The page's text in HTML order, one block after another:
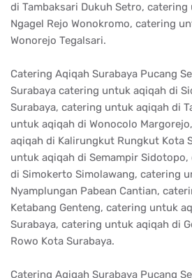
di Tambaksari Dukuh Setro,
Ngagel Rejo Wonokromo, catering
Wonorejo Tegalsari.
Catering Aqiqah Surabaya Pucang
Surabaya catering untuk aqiqah di
Surabaya, catering untuk aqiqah di
untuk aqiqah di Wonocolo
aqiqah di Kalirungkut Rungkut Kota
untuk aqiqah di Semampir
di Simokerto Simolawang, catering
Nyamplungan Pabean Cantian,
Ketabang Genteng, catering untuk
Surabaya, catering untuk aqiqah di
Rowo Kota Surabaya.
Catering Aqiqah Surabaya Pucang